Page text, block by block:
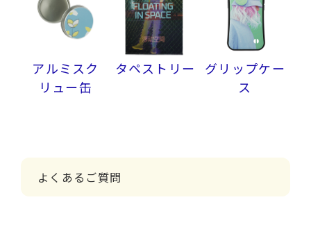
アルミスク
リュー缶
タペストリー
グリップケー
ス
よくあるご質問